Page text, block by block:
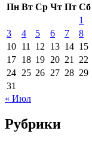
Пн Вт Ср Чт Пт Сб
1
3
4 5 6 7 8
10 11 12 13 14 15
17 18 19 20 21 22
24 25 26 27 28 29
31
« Июл
Рубрики